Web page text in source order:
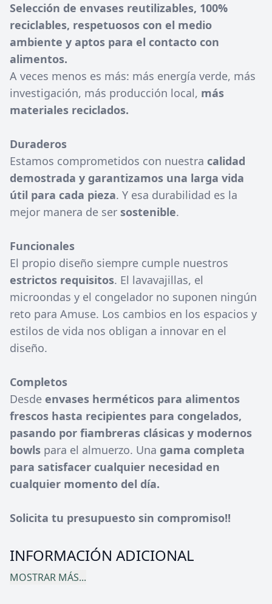
Selección de envases reutilizables, 100%
reciclables, respetuosos con el medio
ambiente y aptos para el contacto con
alimentos.
A veces menos es más: más energía verde, más
investigación, más producción local, más
materiales reciclados.
Duraderos
Estamos comprometidos con nuestra calidad
demostrada y garantizamos una larga vida
útil para cada pieza. Y esa durabilidad es la
mejor manera de ser sostenible.
Funcionales
El propio diseño siempre cumple nuestros
estrictos requisitos. El lavavajillas, el
microondas y el congelador no suponen ningún
reto para Amuse. Los cambios en los espacios y
estilos de vida nos obligan a innovar en el
diseño.
Completos
Desde envases herméticos para alimentos
frescos hasta recipientes para congelados,
pasando por fiambreras clásicas y modernos
bowls para el almuerzo. Una gama completa
para satisfacer cualquier necesidad en
cualquier momento del día.
Solicita tu presupuesto sin compromiso!!
INFORMACIÓN ADICIONAL
MOSTRAR MÁS...